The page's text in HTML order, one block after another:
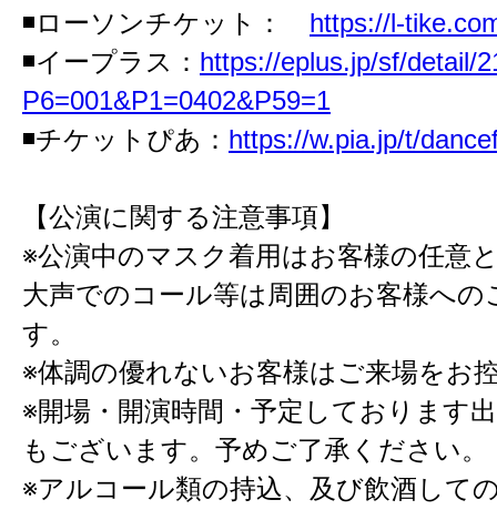
◾️ローソンチケット： https://l-
◾️イープラス： https://eplus.jp/sf/detail/
P6=001&P1=0402&P59=1
◾️チケットぴあ： https://w.pia.jp/t/
【公演に関する注意事項】
※公演中のマスク着用はお客様の任意
大声でのコール等は周囲のお客様へ
す。
※体調の優れないお客様はご来場をお
※開場・開演時間・予定しております
もございます。予めご了承ください。
※アルコール類の持込、及び飲酒して